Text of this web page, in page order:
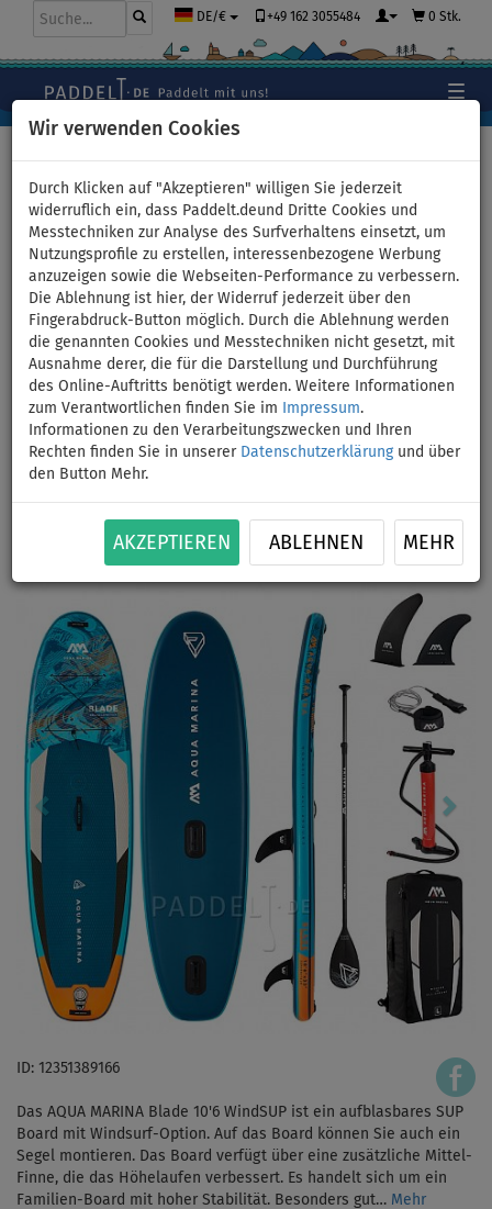
Wir verwenden Cookies
Durch Klicken auf "Akzeptieren" willigen Sie jederzeit
widerruflich ein, dass Paddelt.deund Dritte Cookies und
Messtechniken zur Analyse des Surfverhaltens einsetzt, um
Nutzungsprofile zu erstellen, interessenbezogene Werbung
anzuzeigen sowie die Webseiten-Performance zu verbessern.
Die Ablehnung ist hier, der Widerruf jederzeit über den
Fingerabdruck-Button möglich. Durch die Ablehnung werden
die genannten Cookies und Messtechniken nicht gesetzt, mit
Ausnahme derer, die für die Darstellung und Durchführung
des Online-Auftritts benötigt werden. Weitere Informationen
zum Verantwortlichen finden Sie im
Impressum.
Informationen zu den Verarbeitungszwecken und Ihren
Rechten finden Sie in unserer Datenschutzerklärungund über
den Button Mehr.
AKZEPTIEREN ABLEHNEN MEHR
DE/€ +49 162 3055484 0 Stk.
SUP AQUA MARINA Blade 10'6
- aufblasbares Stand Up
Paddle Board mit Windsurf-
Option - Variante: Set mit
Paddel
BIS BIS
150 kg
SEGEL
VERSAND
Previous Next
ID: 12351389166
Das AQUA MARINA Blade 10'6 WindSUP ist ein aufblasbares SUP
Board mit Windsurf-Option. Auf das Board können Sie auch ein
Segel montieren. Das Board verfügt über eine zusätzliche Mittel-
Finne, die das Höhelaufen verbessert. Es handelt sich um ein
Familien-Board mit hoher Stabilität. Besonders gut… Mehr